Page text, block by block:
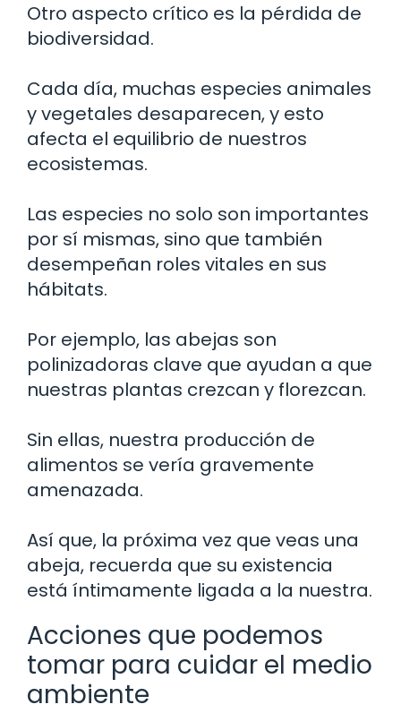
Otro aspecto crítico es la pérdida de
biodiversidad.
Cada día, muchas especies animales
y vegetales desaparecen, y esto
afecta el equilibrio de nuestros
ecosistemas.
Las especies no solo son importantes
por sí mismas, sino que también
desempeñan roles vitales en sus
hábitats.
Por ejemplo, las abejas son
polinizadoras clave que ayudan a que
nuestras plantas crezcan y florezcan.
Sin ellas, nuestra producción de
alimentos se vería gravemente
amenazada.
Así que, la próxima vez que veas una
abeja, recuerda que su existencia
está íntimamente ligada a la nuestra.
Acciones que podemos
tomar para cuidar el medio
ambiente